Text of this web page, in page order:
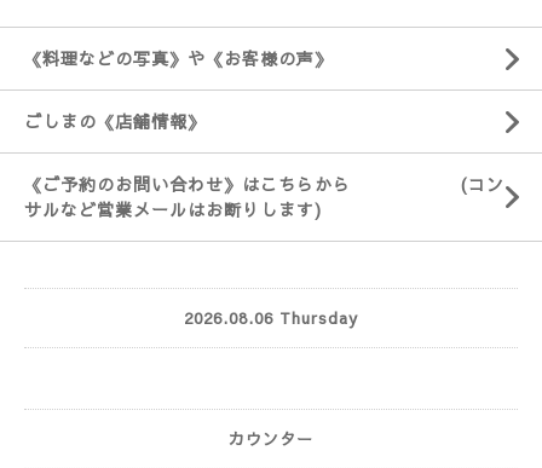
《料理などの写真》や《お客様の声》
ごしまの《店舗情報》
《ご予約のお問い合わせ》はこちらから (コン
サルなど営業メールはお断りします)
2026.08.06 Thursday
カウンター